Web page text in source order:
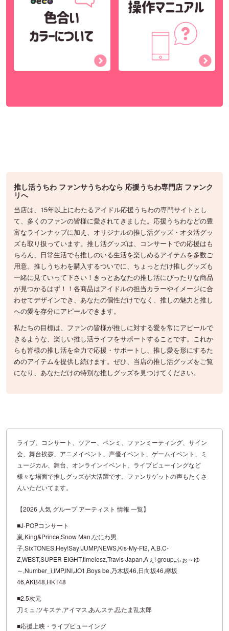
推し活うちわ ファンサうちわなら 応援うちわ専門店 ファンク
リへ
当店は、15年以上にわたるアイドル応援うちわの専門サイトとし
て、多くのファンの皆様に愛されてきました。応援うちわなどの豊
富なラインナップに加え、オリジナルの推し活グッズ・オタ活グッ
ズも取り扱っています。推し活グッズは、コンサートでの応援はも
ちろん、日常生活でも推しのいる生活を楽しめるアイテムを多数ご
用意。推しうちわを購入するついでに、ちょっとだけ推しグッズも
一緒に見ていって下さい！きっとあなたの推し活にぴったりな商品
が見つかるはず！！各商品はアイドルの担当カラーやイメージに合
わせてデザインでき、あなたの個性だけでなく、推しの魅力と推し
への愛を存分にアピールできます。
私たちの目標は、ファンの皆様が推しに対する愛を常にアピールで
きるような、楽しい推し活ライフをサポートすることです。これか
らも皆様の推し活を全力で応援・サポートし、推し愛を形にするた
めのアイテムを提供し続けます。ぜひ、当店の推し活グッズをご覧
になり、あなただけの特別な推しグッズを見つけてください。
ライブ、コンサート、ツアー、ペンミ、ファンミーティング、サイン
会、舞台挨拶、アニメイベント、声優イベント、ゲームイベント、ミ
ュージカル、舞台、オンラインイベント、ライブビューイングなど
様々な場面で推しグッズが大活躍です。ファンサゲットの声もたくさ
んいただいてます。
【2026 人気 グループ アーティスト 情報 一覧】
■J-POPコンサート
嵐,King&Prince,Snow Man,なにわ男
子,SixTONES,Hey!Say!JUMP,NEWS,Kis-My-Ft2, A.B.C-
Z,WEST,SUPER EIGHT,timelesz,Travis Japan,Aぇ! group,ふぉ～ゆ
～,Number_i,IMP,INI,JO1,Boys be,乃木坂46,日向坂46,欅坂
46,AKB48,HKT48
■2.5次元
刀ミュ,ツキステ,アイマス,あんステ,忍たま乱太郎
■応援上映・ライブビューイング